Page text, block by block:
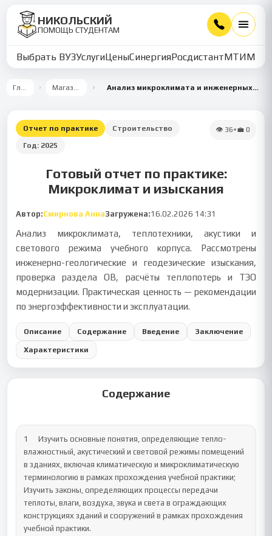
НИКОЛЬСКИЙ
ПОМОЩЬ СТУДЕНТАМ
Выбрать ВУЗУслугиЦеныСинергияРосдистантМТИММУ
Главная Магазин работ Анализ микроклимата и инженерных изысканий в учебном корпусе
Отчет по практике
Строительство
Год: 2025
👁 36•💼 0
Готовый отчет по практике:
Микроклимат и изыскания
Автор:Смирнова АннаЗагружена:16.02.2026 14:31
Анализ микроклимата, теплотехники, акустики и
светового режима учебного корпуса. Рассмотрены
инженерно-геологические и геодезические изыскания,
проверка раздела ОВ, расчёты теплопотерь и ТЭО
модернизации. Практическая ценность — рекомендации
по энергоэффективности и эксплуатации.
Описание Содержание Введение Заключение
Характеристики
Содержание
1	Изучить основные понятия, определяющие тепло-
влажностный, акустический и световой режимы помещений
в зданиях, включая климатическую и микроклиматическую
терминологию в рамках прохождения учебной практики;
Изучить законы, определяющих процессы передачи
теплоты, влаги, воздуха, звука и света в ограждающих
конструкциях зданий и сооружений в рамках прохождения
учебной практики.